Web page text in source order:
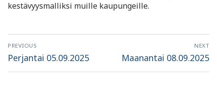
kestävyysmalliksi muille kaupungeille.
Artikkelien
selaus
PREVIOUS
Previous
Perjantai 05.09.2025
NEXT
Next
Maanantai 08.09.2025